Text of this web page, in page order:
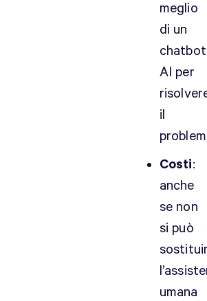
meglio
di un
chatbot
AI per
il
Costi:
anche
se non
si può
umana